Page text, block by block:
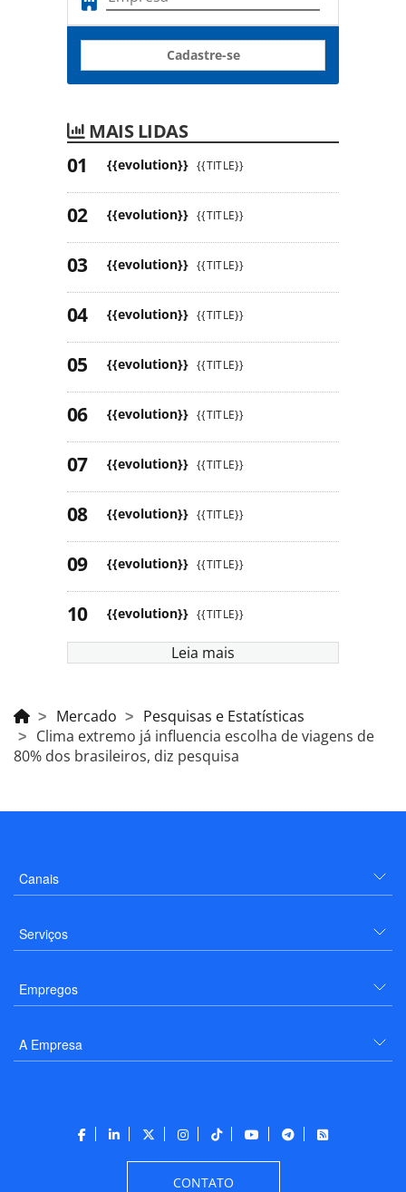
Cadastre-se
MAIS LIDAS
{{evolution}} {{TITLE}}
{{evolution}} {{TITLE}}
{{evolution}} {{TITLE}}
{{evolution}} {{TITLE}}
{{evolution}} {{TITLE}}
{{evolution}} {{TITLE}}
{{evolution}} {{TITLE}}
{{evolution}} {{TITLE}}
{{evolution}} {{TITLE}}
{{evolution}} {{TITLE}}
Leia mais
Mercado
Pesquisas e Estatísticas
Clima extremo já influencia escolha de viagens de
80% dos brasileiros, diz pesquisa
Canais
Serviços
Empregos
A Empresa
CONTATO